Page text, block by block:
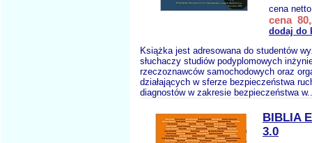
cena
cena
dodaj do
Książka jest adresowana do studentów
słuchaczy studiów podyplomowych
rzeczoznawców samochodowych oraz
działających w sferze bezpieczeństwa
diagnostów w zakresie bezpieczeństwa
BIBLIA
3.0